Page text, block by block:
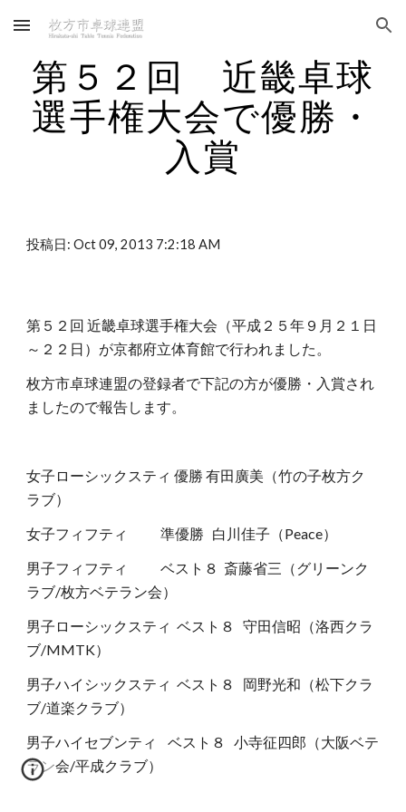
Skip to main content Skip to navigation
第５２回　近畿卓球
選手権大会で優勝・
入賞
投稿日: Oct 09, 2013 7:2:18 AM
第５２回 近畿卓球選手権大会（平成２５年９月２１日
～２２日）が京都府立体育館で行われました。
枚方市卓球連盟の登録者で下記の方が優勝・入賞され
ましたので報告します。
女子ローシックスティ 優勝 有田廣美（竹の子枚方ク
ラブ）
女子フィフティ            準優勝   白川佳子（Peace）
男子フィフティ            ベスト８  斎藤省三（グリーンク
ラブ/枚方ベテラン会）
男子ローシックスティ  ベスト８   守田信昭（洛西クラ
ブ/MMTK）
男子ハイシックスティ  ベスト８   岡野光和（松下クラ
ブ/道楽クラブ）
男子ハイセブンティ    ベスト８   小寺征四郎（大阪ベテ
ラン会/平成クラブ）